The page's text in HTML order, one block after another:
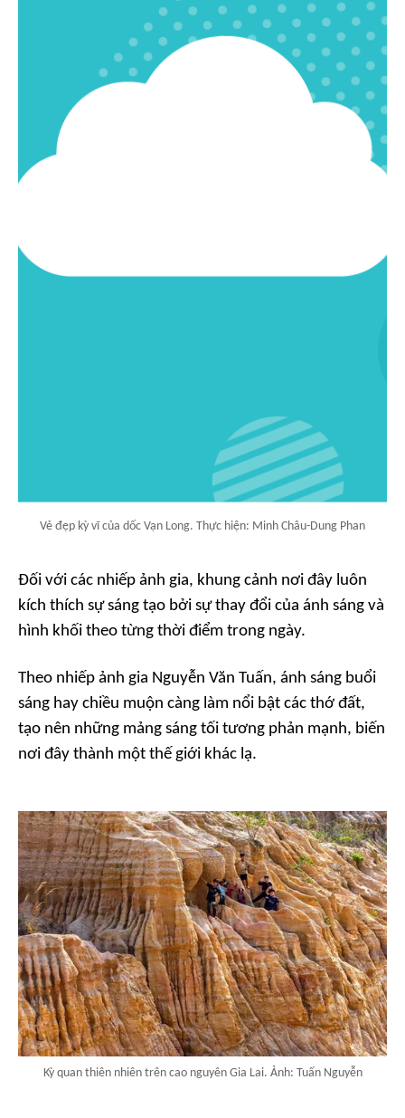
Vẻ đẹp kỳ vĩ của dốc Vạn Long. Thực hiện: Minh Châu-Dung Phan
Đối với các nhiếp ảnh gia, khung cảnh nơi đây luôn
kích thích sự sáng tạo bởi sự thay đổi của ánh sáng và
hình khối theo từng thời điểm trong ngày.
Theo nhiếp ảnh gia Nguyễn Văn Tuấn, ánh sáng buổi
sáng hay chiều muộn càng làm nổi bật các thớ đất,
tạo nên những mảng sáng tối tương phản mạnh, biến
nơi đây thành một thế giới khác lạ.
Kỳ quan thiên nhiên trên cao nguyên Gia Lai. Ảnh: Tuấn Nguyễn